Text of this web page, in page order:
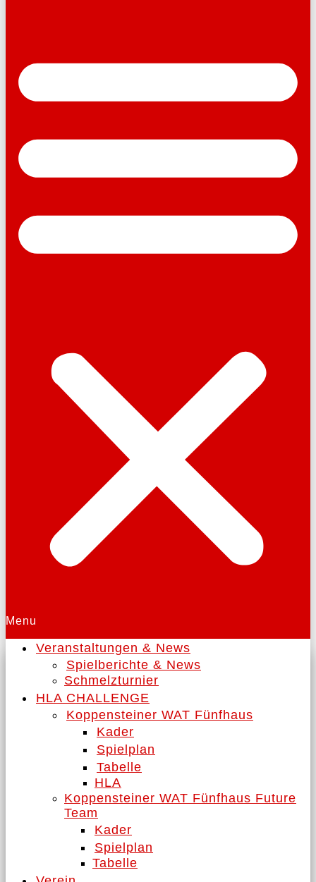
Menu
Veranstaltungen & News
Spielberichte & News
Schmelzturnier
HLA CHALLENGE
Koppensteiner WAT Fünfhaus
Kader
Spielplan
Tabelle
HLA
Koppensteiner WAT Fünfhaus Future
Team
Kader
Spielplan
Tabelle